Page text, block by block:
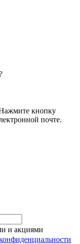
кнопку
почте.
и акциями